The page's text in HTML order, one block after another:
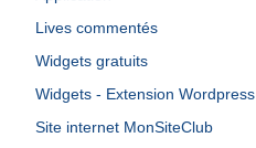
Lives commentés
Widgets gratuits
Widgets - Extension Wordpress
Site internet MonSiteClub